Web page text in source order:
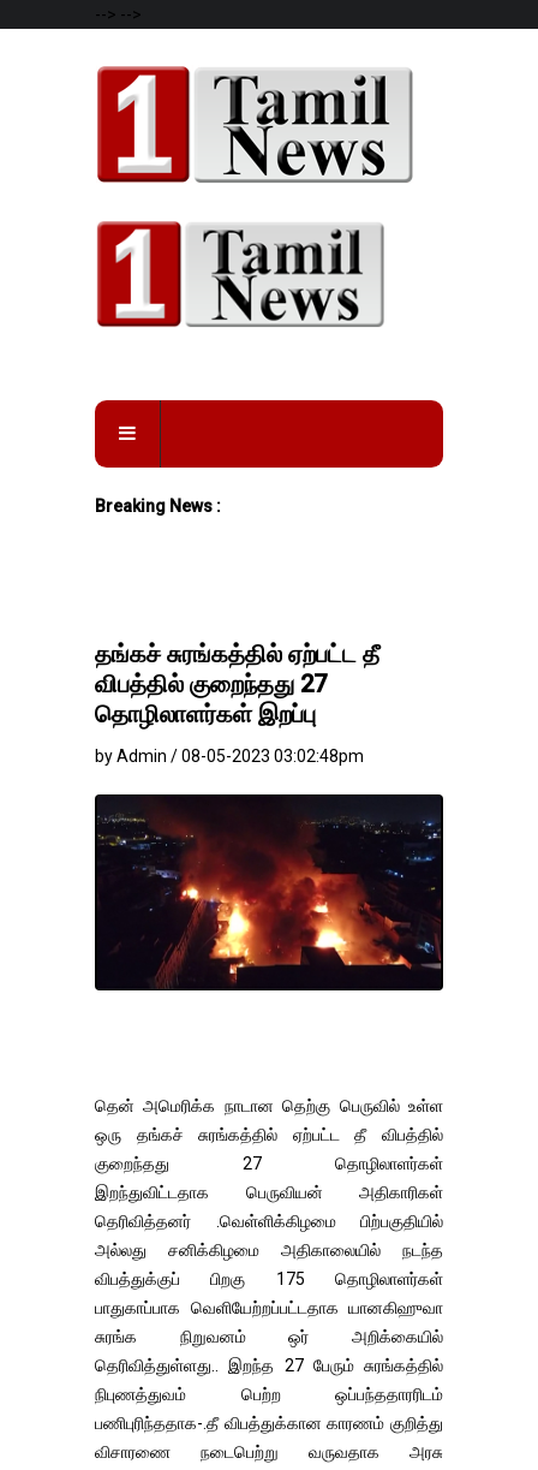
--> -->
Breaking News :
தங்கச் சுரங்கத்தில் ஏற்பட்ட தீ
விபத்தில் குறைந்தது 27
தொழிலாளர்கள் இறப்பு
by Admin / 08-05-2023 03:02:48pm
தென் அமெரிக்க நாடான தெற்கு பெருவில் உள்ள
ஒரு தங்கச் சுரங்கத்தில் ஏற்பட்ட தீ விபத்தில்
குறைந்தது 27 தொழிலாளர்கள்
இறந்துவிட்டதாக பெருவியன் அதிகாரிகள்
தெரிவித்தனர் .வெள்ளிக்கிழமை பிற்பகுதியில்
அல்லது சனிக்கிழமை அதிகாலையில் நடந்த
விபத்துக்குப் பிறகு 175 தொழிலாளர்கள்
பாதுகாப்பாக வெளியேற்றப்பட்டதாக யானகிஹுவா
சுரங்க நிறுவனம் ஒர் அறிக்கையில்
தெரிவித்துள்ளது.. இறந்த 27 பேரும் சுரங்கத்தில்
நிபுணத்துவம் பெற்ற ஒப்பந்ததாரரிடம்
பணிபுரிந்ததாக-.தீ விபத்துக்கான காரணம் குறித்து
விசாரணை நடைபெற்று வருவதாக அரசு